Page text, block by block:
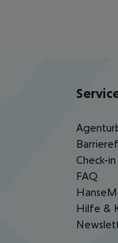
Check-in
FAQ
Hilfe &